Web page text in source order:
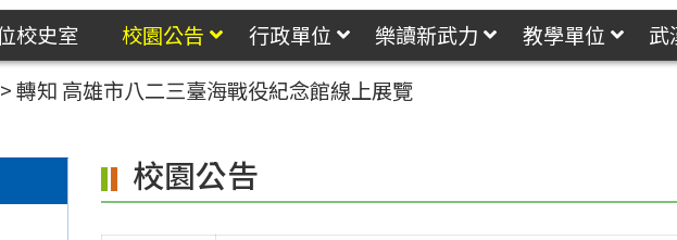
校史室 校園公告 行政單位 樂讀新武力 教學單位 武
>轉知 高雄市八二三臺海戰役紀念館線上展覽
校園公告